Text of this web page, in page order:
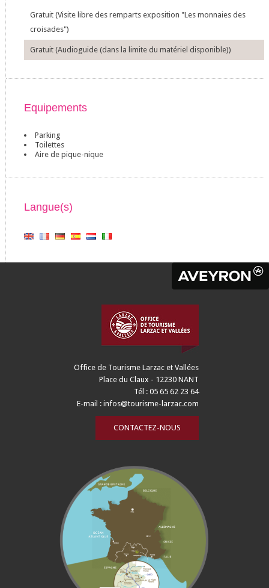
Gratuit (Visite libre des remparts exposition "Les monnaies des
croisades")
Gratuit (Audioguide (dans la limite du matériel disponible))
Equipements
Parking
Toilettes
Aire de pique-nique
Langue(s)
Office de Tourisme Larzac et Vallées
Place du Claux - 12230 NANT
Tél : 05 65 62 23 64
E-mail :infos@tourisme-larzac.com
CONTACTEZ-NOUS